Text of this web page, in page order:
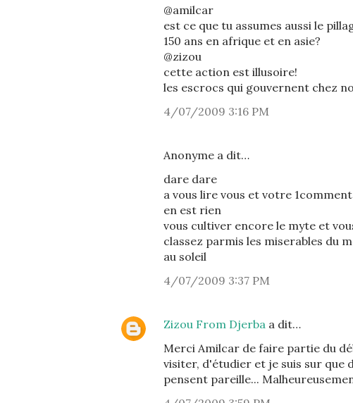
@amilcar
est ce que tu assumes aussi le
150 ans en afrique et en asie?
@zizou
cette action est illusoire!
les escrocs qui gouvernent chez
4/07/2009 3:16 PM
Anonyme a dit…
dare dare
a vous lire vous et votre
en est rien
vous cultiver encore le myte et
classez parmis les miserables du
au soleil
4/07/2009 3:37 PM
Zizou From Djerba a dit…
Merci Amilcar de faire partie du
visiter, d'étudier et je suis sur que
pensent pareille...